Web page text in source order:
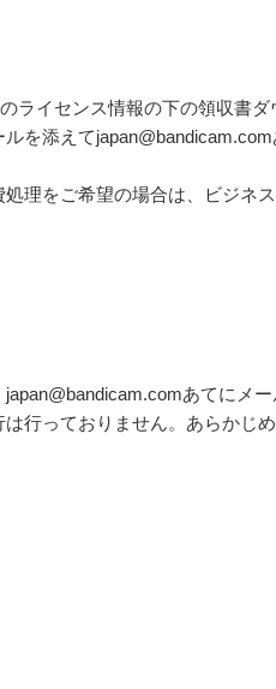
ライセンス情報の下の領収書ダ
を添えて
理をご希望の場合は、ビジネ
あてにメー
行っておりません。あらかじ